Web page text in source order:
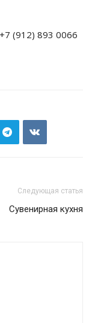
(912) 893 0066
Следующая статья
Сувенирная кухня